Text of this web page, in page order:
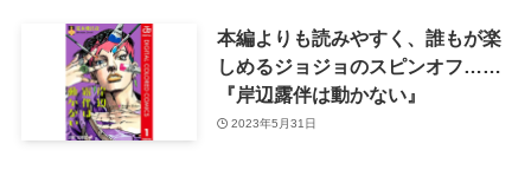
本編よりも読みやすく、誰もが楽
しめるジョジョのスピンオフ……
『岸辺露伴は動かない』
2023年5月31日